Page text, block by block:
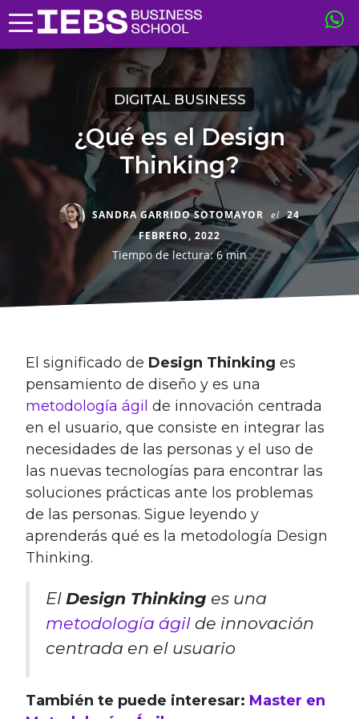
DIGITAL BUSINESS
¿Qué es el Design
Thinking?
SANDRA GARRIDO SOTOMAYOR el 24
FEBRERO, 2022
Tiempo de lectura: 6 min
El significado de Design Thinking es
pensamiento de diseño y es una
metodología ágil de innovación centrada
en el usuario, que consiste en integrar las
necesidades de las personas y el uso de
las nuevas tecnologías para encontrar las
soluciones prácticas ante los problemas
de las personas. Sigue leyendo y
aprenderás qué es la metodología Design
Thinking.
El Design Thinking es una
metodología ágil de innovación
centrada en el usuario
También te puede interesar: Master en